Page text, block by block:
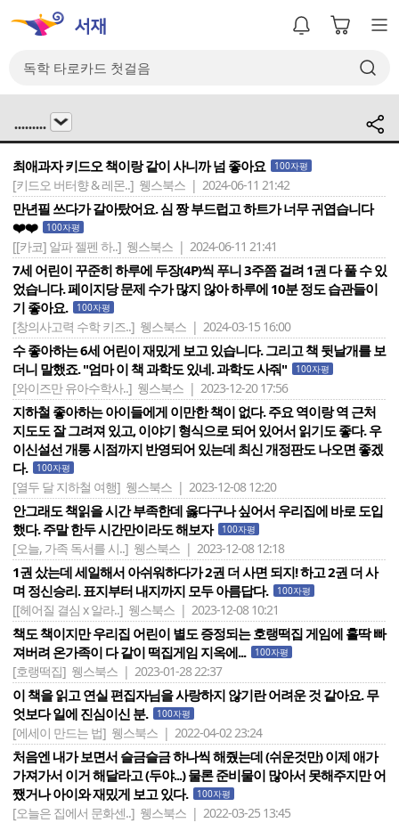
.........
최애과자 키드오 책이랑 같이 사니까 넘 좋아요 100자평
[키드오 버터향 & 레몬..] 웽스북스 | 2024-06-11 21:42
만년필 쓰다가 갈아탔어요. 심 짱 부드럽고 하트가 너무 귀엽습니다
❤️❤️
100자평
[[카코] 알파 젤펜 하..] 웽스북스 | 2024-06-11 21:41
7세 어린이 꾸준히 하루에 두장(4P)씩 푸니 3주쯤 걸려 1권 다 풀 수 있
었습니다. 페이지당 문제 수가 많지 않아 하루에 10분 정도 습관들이
기 좋아요.
100자평
[창의사고력 수학 키즈..] 웽스북스 | 2024-03-15 16:00
수 좋아하는 6세 어린이 재밌게 보고 있습니다. 그리고 책 뒷날개를 보
더니 말했죠. "엄마 이 책 과학도 있네. 과학도 사줘"
100자평
[와이즈만 유아수학사..] 웽스북스 | 2023-12-20 17:56
지하철 좋아하는 아이들에게 이만한 책이 없다. 주요 역이랑 역 근처
지도도 잘 그려져 있고, 이야기 형식으로 되어 있어서 읽기도 좋다. 우
이신설선 개통 시점까지 반영되어 있는데 최신 개정판도 나오면 좋겠
다.
100자평
[열두 달 지하철 여행] 웽스북스 | 2023-12-08 12:20
안그래도 책읽을 시간 부족한데 옳다구나 싶어서 우리집에 바로 도입
했다. 주말 한두 시간만이라도 해보자
100자평
[오늘, 가족 독서를 시..] 웽스북스 | 2023-12-08 12:18
1권 샀는데 세일해서 아쉬워하다가 2권 더 사면 되지! 하고 2권 더 사
며 정신승리. 표지부터 내지까지 모두 아름답다.
100자평
[[헤어질 결심 x 알라..] 웽스북스 | 2023-12-08 10:21
책도 책이지만 우리집 어린이 별도 증정되는 호랭떡집 게임에 홀딱 빠
져버려 온가족이 다 같이 떡집게임 지옥에...
100자평
[호랭떡집] 웽스북스 | 2023-01-28 22:37
이 책을 읽고 연실 편집자님을 사랑하지 않기란 어려운 것 같아요. 무
엇보다 일에 진심이신 분.
100자평
[에세이 만드는 법] 웽스북스 | 2022-04-02 23:24
처음엔 내가 보면서 슬금슬금 하나씩 해줬는데 (쉬운것만) 이제 애가
가져가서 이거 해달라고 (두야...) 물론 준비물이 많아서 못해주지만 어
쨌거나 아이와 재밌게 보고 있다.
100자평
[오늘은 집에서 문화센..] 웽스북스 | 2022-03-25 13:45